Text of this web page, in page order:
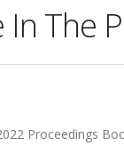
The
Proceedings